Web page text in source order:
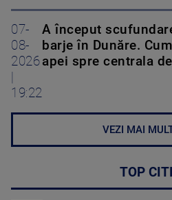
07-
08-
2026
19:22
A început
barje în Dunăre.
apei spre centrala
VEZI MAI
TOP